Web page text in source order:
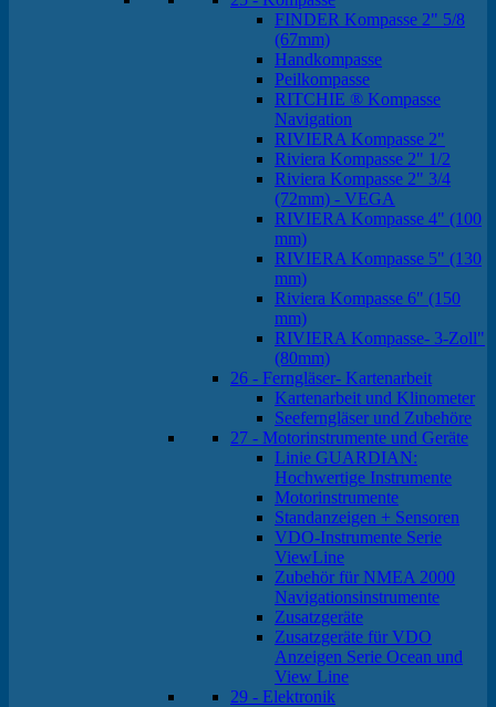
FINDER Kompasse 2" 5/8
(67mm)
Handkompasse
Peilkompasse
RITCHIE ® Kompasse
Navigation
RIVIERA Kompasse 2"
Riviera Kompasse 2" 1/2
Riviera Kompasse 2" 3/4
(72mm) - VEGA
RIVIERA Kompasse 4" (100
mm)
RIVIERA Kompasse 5" (130
mm)
Riviera Kompasse 6" (150
mm)
RIVIERA Kompasse- 3-Zoll"
(80mm)
26 - Ferngläser- Kartenarbeit
Kartenarbeit und Klinometer
Seeferngläser und Zubehöre
27 - Motorinstrumente und Geräte
Linie GUARDIAN:
Hochwertige Instrumente
Motorinstrumente
Standanzeigen + Sensoren
VDO-Instrumente Serie
ViewLine
Zubehör für NMEA 2000
Navigationsinstrumente
Zusatzgeräte
Zusatzgeräte für VDO
Anzeigen Serie Ocean und
View Line
29 - Elektronik